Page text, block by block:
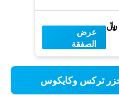
عرض
الصفقة